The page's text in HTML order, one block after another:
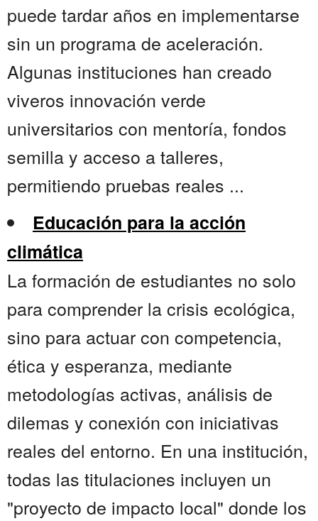
puede tardar años en implementarse
sin un programa de aceleración.
Algunas instituciones han creado
viveros innovación verde
universitarios con mentoría, fondos
semilla y acceso a talleres,
permitiendo pruebas reales ...
Educación para la acción
climática
La formación de estudiantes no solo
para comprender la crisis ecológica,
sino para actuar con competencia,
ética y esperanza, mediante
metodologías activas, análisis de
dilemas y conexión con iniciativas
reales del entorno. En una institución,
todas las titulaciones incluyen un
"proyecto de impacto local" donde los